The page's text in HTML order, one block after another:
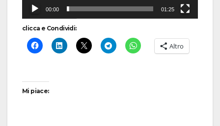
00:00 01:25
clicca e Condividi:
Altro
Mi piace: